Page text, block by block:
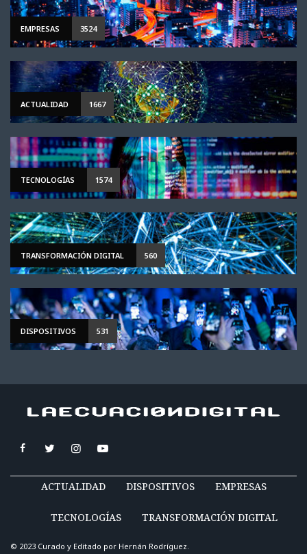
EMPRESAS 3524
ACTUALIDAD 1667
TECNOLOGÍAS 1574
TRANSFORMACIÓN DIGITAL 560
DISPOSITIVOS 531
ACTUALIDAD DISPOSITIVOS EMPRESAS
TECNOLOGÍAS TRANSFORMACIÓN DIGITAL
© 2023 Curado y Editado por Hernán Rodríguez.